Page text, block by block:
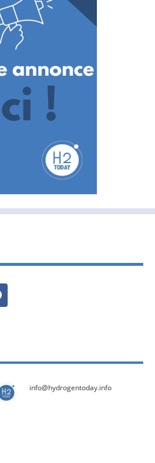
info@hydrogentoday.info